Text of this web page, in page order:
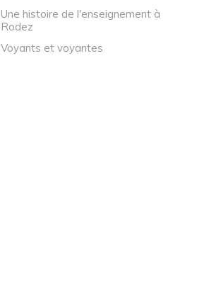
Une histoire de l'enseignement à
Rodez
Voyants et voyantes